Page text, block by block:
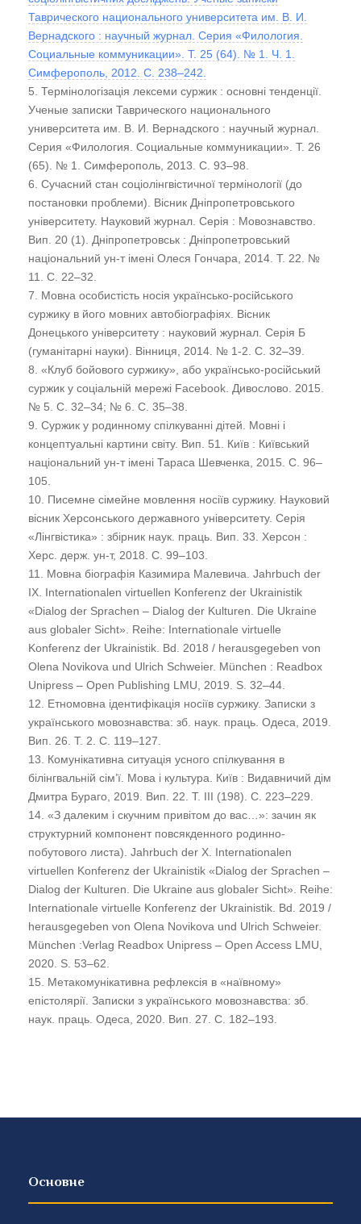
Таврического национального университета им. В. И.
Вернадского : научный журнал. Серия «Филология.
Социальные коммуникации». Т. 25 (64). № 1. Ч. 1.
Симферополь, 2012. С. 238–242.
5. Термінологізація лексеми суржик : основні тенденції.
Ученые записки Таврического национального
университета им. В. И. Вернадского : научный журнал.
Серия «Филология. Социальные коммуникации». Т. 26
(65). № 1. Симферополь, 2013. С. 93–98.
6. Сучасний стан соціолінгвістичної термінології (до
постановки проблеми). Вісник Дніпропетровського
університету. Науковий журнал. Серія : Мовознавство.
Вип. 20 (1). Дніпропетровськ : Дніпропетровський
національний ун-т імені Олеся Гончара, 2014. Т. 22. №
11. С. 22–32.
7. Мовна особистість носія українсько-російського
суржику в його мовних автобіографіях. Вісник
Донецького університету : науковий журнал. Серія Б
(гуманітарні науки). Вінниця, 2014. № 1-2. С. 32–39.
8. «Клуб бойового суржику», або українсько-російський
суржик у соціальній мережі Facebook. Дивослово. 2015.
№ 5. С. 32–34; № 6. С. 35–38.
9. Суржик у родинному спілкуванні дітей. Мовні і
концептуальні картини світу. Вип. 51. Київ : Київський
національний ун-т імені Тараса Шевченка, 2015. С. 96–
105.
10. Писемне сімейне мовлення носіїв суржику. Науковий
вісник Херсонського державного університету. Серія
«Лінгвістика» : збірник наук. праць. Вип. 33. Херсон :
Херс. держ. ун-т, 2018. С. 99–103.
11. Мовна біографія Казимира Малевича. Jahrbuch der
IX. Internationalen virtuellen Konferenz der Ukrainistik
«Dialog der Sprachen – Dialog der Kulturen. Die Ukraine
aus globaler Sicht». Reihe: Internationale virtuelle
Konferenz der Ukrainistik. Bd. 2018 / herausgegeben von
Olena Novikova und Ulrich Schweier. München : Readbox
Unipress – Open Publishing LMU, 2019. S. 32–44.
12. Етномовна ідентифікація носіїв суржику. Записки з
українського мовознавства: зб. наук. праць. Одеса, 2019.
Вип. 26. Т. 2. С. 119–127.
13. Комунікативна ситуація усного спілкування в
білінгвальній сім’ї. Мова і культура. Київ : Видавничий дім
Дмитра Бураго, 2019. Вип. 22. Т. III (198). С. 223–229.
14. «З далеким і скучним привітом до вас…»: зачин як
структурний компонент повсякденного родинно-
побутового листа). Jahrbuch der X. Internationalen
virtuellen Konferenz der Ukrainistik «Dialog der Sprachen –
Dialog der Kulturen. Die Ukraine aus globaler Sicht». Reihe:
Internationale virtuelle Konferenz der Ukrainistik. Bd. 2019 /
herausgegeben von Olena Novikova und Ulrich Schweier.
München :Verlag Readbox Unipress – Open Access LMU,
2020. S. 53–62.
15. Метакомунікативна рефлексія в «наївному»
епістолярії. Записки з українського мовознавства: зб.
наук. праць. Одеса, 2020. Вип. 27. С. 182–193.
Основне